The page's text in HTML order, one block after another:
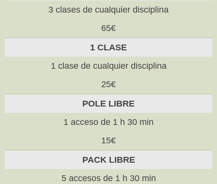
3 clases de cualquier disciplina
65€
1 CLASE
1 clase de cualquier disciplina
25€
POLE LIBRE
1 acceso de 1 h 30 min
15€
PACK LIBRE
5 accesos de 1 h 30 min